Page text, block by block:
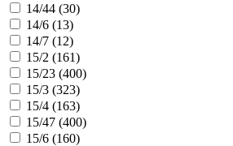
14/44 (30)
14/6 (13)
14/7 (12)
15/2 (161)
15/23 (400)
15/3 (323)
15/4 (163)
15/47 (400)
15/6 (160)